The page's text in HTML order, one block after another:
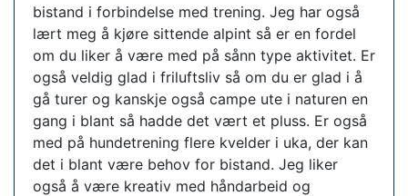
bistand i forbindelse med trening. Jeg har også
lært meg å kjøre sittende alpint så er en fordel
om du liker å være med på sånn type aktivitet. Er
også veldig glad i friluftsliv så om du er glad i å
gå turer og kanskje også campe ute i naturen en
gang i blant så hadde det vært et pluss. Er også
med på hundetrening flere kvelder i uka, der kan
det i blant være behov for bistand. Jeg liker
også å være kreativ med håndarbeid og